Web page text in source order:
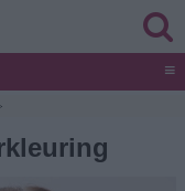
≡